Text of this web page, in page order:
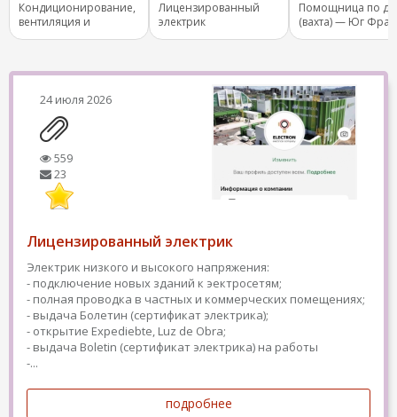
Кондиционирование,
вентиляция и
отопление.
Лицензированный
электрик
Помощница по
(вахта) — Юг
24 июля 2026
559
23
Лицензированный электрик
Электрик низкого и высокого напряжения:
- подключение новых зданий к эектросетям;
- полная проводка в частных и коммерческих помещениях;
- выдача Болетин (сертификат электрика);
- открытие Expediebte, Luz de Obra;
- выдача Boletin (сертификат электрика) на работы
-...
подробнее